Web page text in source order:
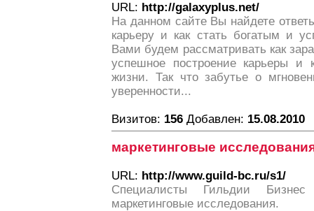
URL: http://galaxyplus.net/
На данном сайте Вы найдете
карьеру и как стать богатым и
Вами будем рассматривать как
успешное построение карьеры и
жизни. Так что забутье о
уверенности...
Визитов: 156 Добавлен: 15.08.2010
маркетинговые
URL: http://www.guild-bc.ru/s1/
Специалисты Гильдии Бизнес
маркетинговые исследования.